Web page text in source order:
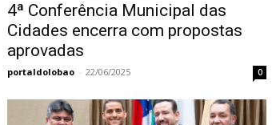
4ª Conferência Municipal das
Cidades encerra com propostas
aprovadas
portaldolobao - 22/06/2025 0